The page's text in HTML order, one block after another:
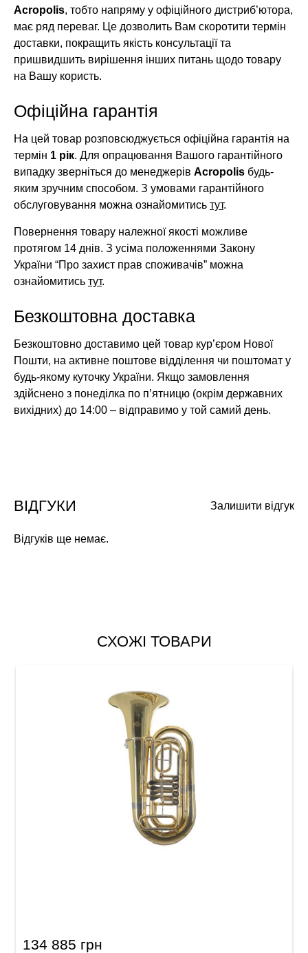
Acropolis, тобто напряму у офіційного дистриб’ютора,
має ряд переваг. Це дозволить Вам скоротити термін
доставки, покращить якість консультації та
пришвидшить вирішення інших питань щодо товару
на Вашу користь.
Офіційна гарантія
На цей товар розповсюджується офіційна гарантія на
термін 1 рік. Для опрацювання Вашого гарантійного
випадку зверніться до менеджерів Acropolis будь-
яким зручним способом. З умовами гарантійного
обслуговування можна ознайомитись тут.
Повернення товару належної якості можливе
протягом 14 днів. З усіма положеннями Закону
України “Про захист прав споживачів” можна
ознайомитись тут.
Безкоштовна доставка
Безкоштовно доставимо цей товар кур’єром Нової
Пошти, на активне поштове відділення чи поштомат у
будь-якому куточку України. Якщо замовлення
здійснено з понеділка по п’ятницю (окрім державних
вихідних) до 14:00 – відправимо у той самий день.
Залишити відгук
ВІДГУКИ
Відгуків ще немає.
СХОЖІ ТОВАРИ
134 885 грн